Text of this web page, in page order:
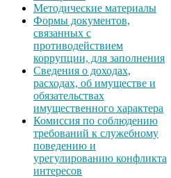
Методические материалы
Формы документов,
связанных с
противодействием
коррупции, для заполнения
Сведения о доходах,
расходах, об имуществе и
обязательствах
имущественного характера
Комиссия по соблюдению
требований к служебному
поведению и
урегулированию конфликта
интересов